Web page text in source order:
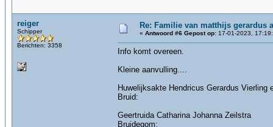
reiger
Schipper
Berichten: 3358
Re: Familie van matthijs
« Antwoord #6 Gepost op: 17-01-2023,
Info komt overeen.
Kleine aanvulling....
Huwelijksakte Hendricus Gerardus Vierling
Bruid:
Geertruida Catharina Johanna Zeilstra
Bruidegom: